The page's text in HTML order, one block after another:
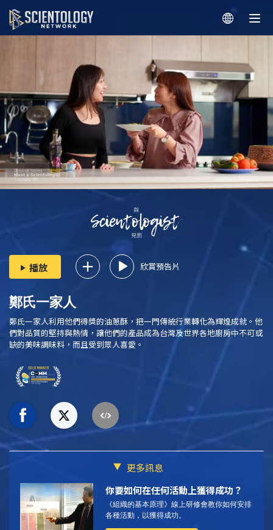
播放 欣賞預告片
鄭氏一家人
鄭氏一家人利用他們得獎的油蔥酥，把一門傳統行業轉化為輝煌成就。他
們對品質的堅持與熱情，讓他們的產品成為台灣及世界各地廚房中不可或
缺的美味調味料，而且受到眾人喜愛。
更多訊息
你要如何在任何活動上獲得成功？
《組織的基本原理》線上研修會教你如何安排
各種活動，以獲得成功。